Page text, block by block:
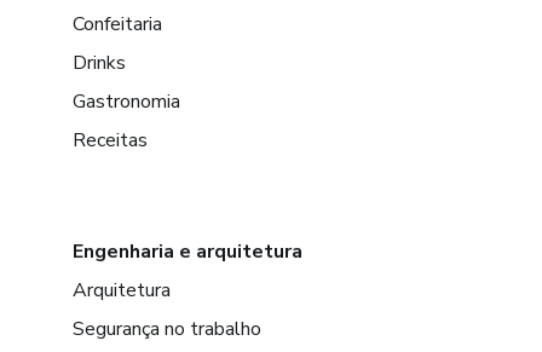
Confeitaria
Drinks
Gastronomia
Receitas
Engenharia e arquitetura
Arquitetura
Segurança no trabalho